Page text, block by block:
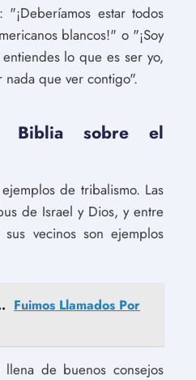
estar todos
blancos!" o "¡Soy
lo que es ser yo,
que ver contigo".
Biblia sobre el
de tribalismo. Las
de Israel y Dios, y entre
vecinos son ejemplos
Fuimos Llamados Por
llena de buenos consejos